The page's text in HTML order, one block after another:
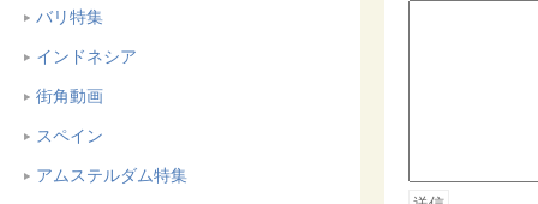
バリ特集
インドネシア
街角動画
スペイン
アムステルダム特集